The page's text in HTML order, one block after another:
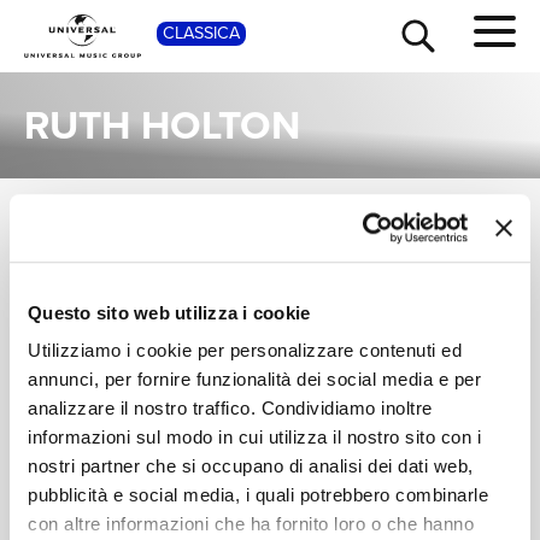
Questo sito web utilizza i cookie
Utilizziamo i cookie per personalizzare contenuti ed
annunci, per fornire funzionalità dei social media e per
analizzare il nostro traffico. Condividiamo inoltre
informazioni sul modo in cui utilizza il nostro sito con i
nostri partner che si occupano di analisi dei dati web,
pubblicità e social media, i quali potrebbero combinarle
con altre informazioni che ha fornito loro o che hanno
CLASSICA
RUTH HOLTON
THE MONTEVERDI
CHOIR, ENGLISH
BAROQUE
SOLOISTS, JOHN
ELIOT GARDINER
Bach, J.S.: Cantatas
for the 27th Sunday
after Trinity, BWV 140
& for the Feast of the
Visitation of Mary (2
July), BWV 147
Digitale
RUTH HOLTON,
ANTHONY ROLFE
JOHNSON
Bach, J.S.: Cantatas
BWV 140 & 147
Digitale
SHOP
TOUR
NEWS
RICERCA
CHI SIAMO
CONTATTI